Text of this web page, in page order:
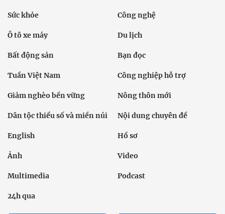
Sức khỏe Công nghệ
Ô tô xe máy Du lịch
Bất động sản Bạn đọc
Tuần Việt Nam Công nghiệp hỗ trợ
Giảm nghèo bền vững Nông thôn mới
Dân tộc thiểu số và miền núi Nội dung chuyên đề
English Hồ sơ
Ảnh Video
Multimedia Podcast
24h qua